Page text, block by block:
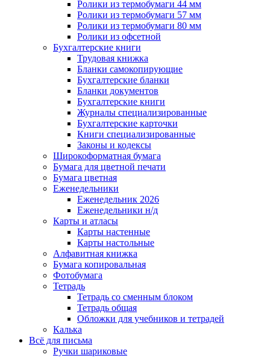
Ролики из термобумаги 44 мм
Ролики из термобумаги 57 мм
Ролики из термобумаги 80 мм
Ролики из офсетной
Бухгалтерские книги
Трудовая книжка
Бланки самокопирующие
Бухгалтерские бланки
Бланки документов
Бухгалтерские книги
Журналы специализированные
Бухгалтерские карточки
Книги специализированные
Законы и кодексы
Широкоформатная бумага
Бумага для цветной печати
Бумага цветная
Еженедельники
Еженедельник 2026
Еженедельники н/д
Карты и атласы
Карты настенные
Карты настольные
Алфавитная книжка
Бумага копировальная
Фотобумага
Тетрадь
Тетрадь со сменным блоком
Тетрадь общая
Обложки для учебников и тетрадей
Калька
Всё для письма
Ручки шариковые